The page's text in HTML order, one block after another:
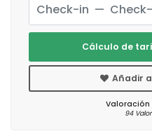
Cálculo de
Añadir
Valoración
94